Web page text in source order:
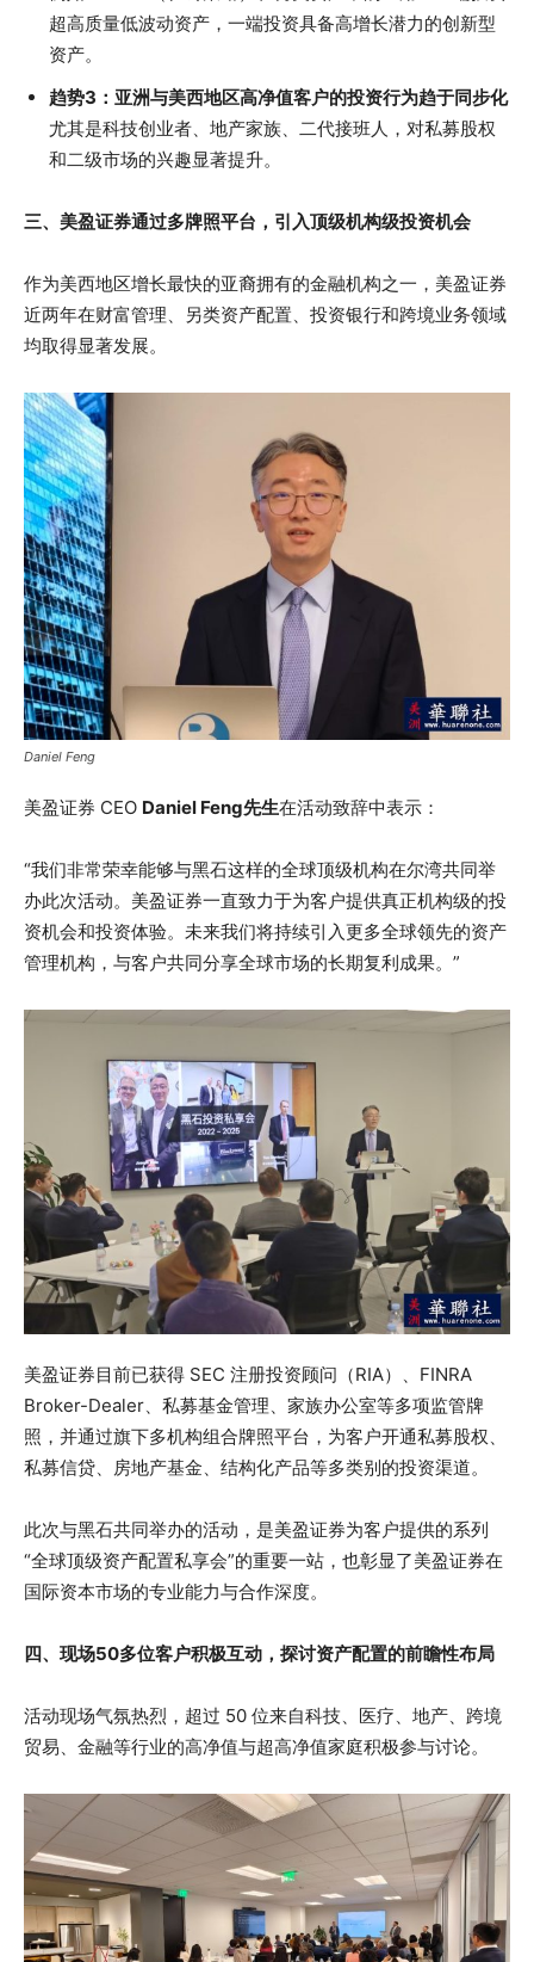
超高质量低波动资产，一端投资具备高增长潜力的创新型
资产。
趋势3：亚洲与美西地区高净值客户的投资行为趋于同步化
尤其是科技创业者、地产家族、二代接班人，对私募股权
和二级市场的兴趣显著提升。
三、美盈证券通过多牌照平台，引入顶级机构级投资机会
作为美西地区增长最快的亚裔拥有的金融机构之一，美盈证券
近两年在财富管理、另类资产配置、投资银行和跨境业务领域
均取得显著发展。
Daniel Feng
美盈证券 CEO Daniel Feng先生在活动致辞中表示：
“我们非常荣幸能够与黑石这样的全球顶级机构在尔湾共同举
办此次活动。美盈证券一直致力于为客户提供真正机构级的投
资机会和投资体验。未来我们将持续引入更多全球领先的资产
管理机构，与客户共同分享全球市场的长期复利成果。”
美盈证券目前已获得 SEC 注册投资顾问（RIA）、FINRA
Broker-Dealer、私募基金管理、家族办公室等多项监管牌
照，并通过旗下多机构组合牌照平台，为客户开通私募股权、
私募信贷、房地产基金、结构化产品等多类别的投资渠道。
此次与黑石共同举办的活动，是美盈证券为客户提供的系列
“全球顶级资产配置私享会”的重要一站，也彰显了美盈证券在
国际资本市场的专业能力与合作深度。
四、现场50多位客户积极互动，探讨资产配置的前瞻性布局
活动现场气氛热烈，超过 50 位来自科技、医疗、地产、跨境
贸易、金融等行业的高净值与超高净值家庭积极参与讨论。